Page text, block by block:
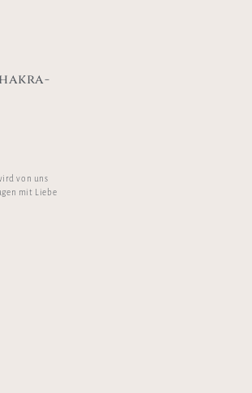
von uns
mit Liebe